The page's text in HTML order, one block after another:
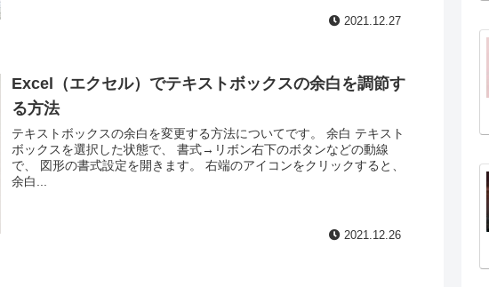
2021.12.27
Excel（エクセル）でテキストボックスの余白を調節す
る方法
テキストボックスの余白を変更する方法についてです。 余白 テキスト
ボックスを選択した状態で、 書式→リボン右下のボタンなどの動線
で、 図形の書式設定を開きます。 右端のアイコンをクリックすると、
余白...
2021.12.26